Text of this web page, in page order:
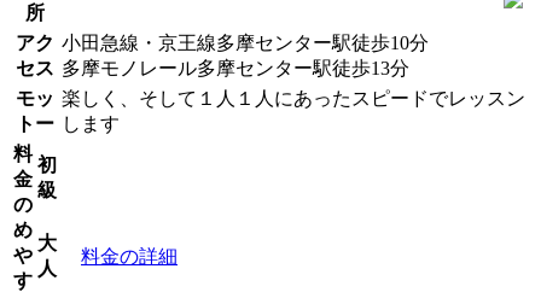
所
アク
セス
小田急線・京王線多摩センター駅徒歩10分
多摩モノレール多摩センター駅徒歩13分
モッ
トー
楽しく、そして１人１人にあったスピードでレッスン
します
料
金
の
め
や
す
初
級
大
人
料金の詳細